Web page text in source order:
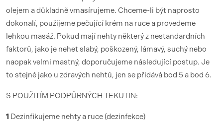
olejem a důkladně vmasírujeme. Chceme-li být naprosto
dokonalí, použijeme pečující krém na ruce a provedeme
lehkou masáž. Pokud mají nehty některý z nestandardních
faktorů, jako je nehet slabý, poškozený, lámavý, suchý nebo
naopak velmi mastný, doporučujeme následující postup. Je
to stejné jako u zdravých nehtů, jen se přidává bod 5 a bod 6.
S POUŽITÍM PODPŮRNÝCH TEKUTIN:
1 Dezinfikujeme nehty a ruce (dezinfekce)